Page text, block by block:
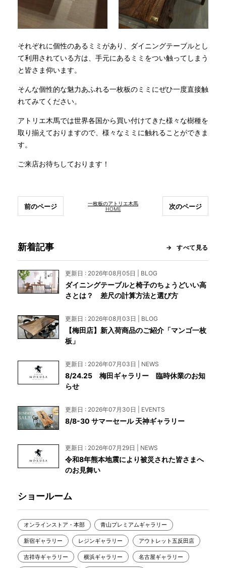
それぞれに個性のあるミミがあり、ダイニングテーブルとし
て利用されている方は、手元にあるミミをつい触ってしまう
と皆さま仰います。
そんな個性的な魅力あふれる一枚板のミミにぜひ一度直接触
れてみてください。
アトリエ木馬では世界各国から買い付けてきた様々な樹種を
取り揃えておりますので、様々なミミに触れることができま
す。
ご来店お待ちしております！
一枚板のアトリエ木馬
HOME
前のページ 次のページ
新着記事 すべて見る
更新日 : 2026年08月05日 | BLOG
ダイニングテーブルと椅子のちょうどいい高
さとは？ 差尺の計算方法と選び方
更新日 : 2026年08月03日 | BLOG
【梅田店】新入荷商品のご紹介「マンゴ一枚
板」
更新日 : 2026年07月03日 | NEWS
8/24.25 梅田ギャラリー 臨時休業のお知
らせ
更新日 : 2026年07月30日 | EVENTS
8/8-30 サマーセール 天神ギャラリー
更新日 : 2026年07月29日 | NEWS
令和8年熊本地震により被災された皆さまへ
のお見舞い
ショールーム
オンラインストア・本部 青山プレミアムギャラリー
新宿ギャラリー レジンギャラリー アウトレット五反田店
吉祥寺ギャラリー 横浜ギャラリー 名古屋ギャラリー